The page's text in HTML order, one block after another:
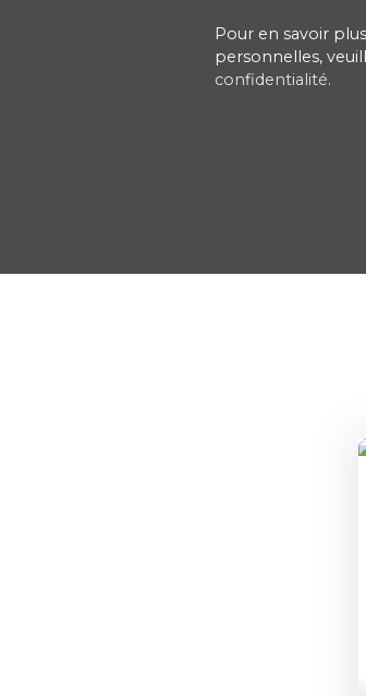
Pour en savoir
personnelles,
confidentialité.